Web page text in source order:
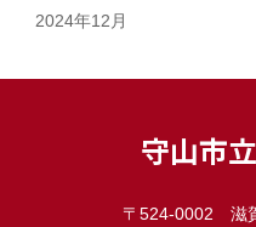
2024年12月
守山市
〒524-0002 滋